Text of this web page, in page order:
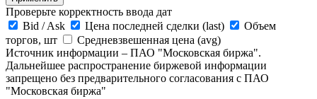
Проверьте корректность ввода дат
Bid /Ask Цена последней сделки (last)
Объем
торгов, шт
Средневзвешенная цена (avg)
Источник информации – ПАО "Московская биржа".
Дальнейшее распространение биржевой информации
запрещено без предварительного согласования с ПАО
"Московская биржа"